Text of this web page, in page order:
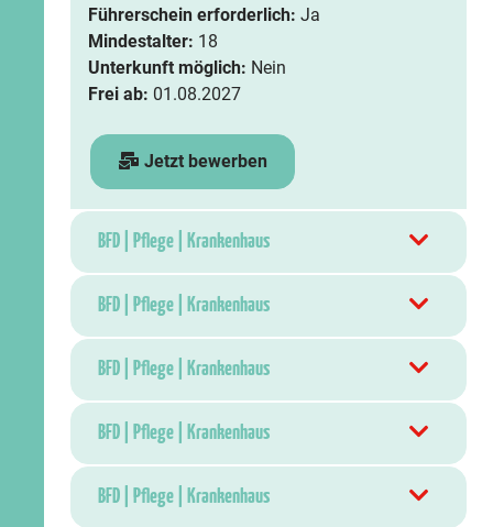
Führerschein erforderlich: Ja
Mindestalter: 18
Unterkunft möglich: Nein
Frei ab: 01.08.2027
Jetzt bewerben
BFD | Pflege | Krankenhaus
BFD | Pflege | Krankenhaus
BFD | Pflege | Krankenhaus
BFD | Pflege | Krankenhaus
BFD | Pflege | Krankenhaus